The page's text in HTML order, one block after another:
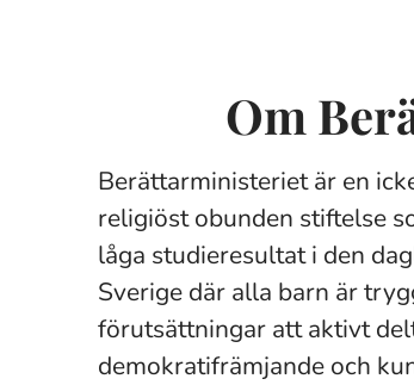
Om
Berättarministeriet är en
religiöst obunden stiftelse
låga studieresultat i den
Sverige där alla barn är
förutsättningar att aktivt
demokratifrämjande och